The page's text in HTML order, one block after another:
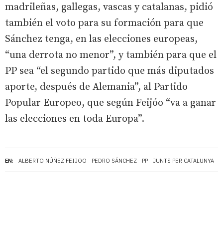
EN: ALBERTO NÚÑEZ FEIJOO PEDRO SÁNCHEZ PP JUNTS PER CATALUNYA
madrileñas, gallegas, vascas y catalanas, pidió
también el voto para su formación para que
Sánchez tenga, en las elecciones europeas,
“una derrota no menor”, y también para que el
PP sea “el segundo partido que más diputados
aporte, después de Alemania”, al Partido
Popular Europeo, que según Feijóo “va a ganar
las elecciones en toda Europa”.